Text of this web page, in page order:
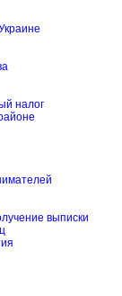
налог
выписки